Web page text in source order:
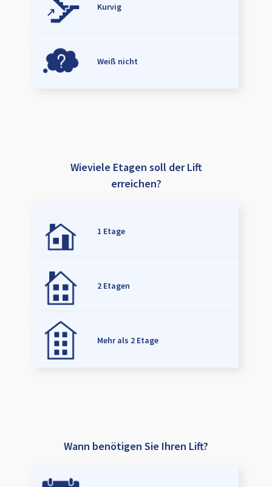
Kurvig
Weiß nicht
Wieviele Etagen soll der Lift
erreichen?
1 Etage
2 Etagen
Mehr als 2 Etage
Wann benötigen Sie Ihren Lift?